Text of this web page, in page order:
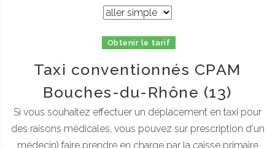
Obtenir le tarif
Taxi conventionnés CPAM
Bouches-du-Rhône (13)
Si vous souhaitez effectuer un déplacement en taxi pour
des raisons médicales, vous pouvez sur prescription d'un
médecin) faire prendre en charge par la caisse primaire